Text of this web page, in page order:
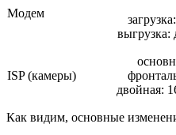
Модем
выгрузка:
ISP (камеры)
двойная:
Как видим, основные